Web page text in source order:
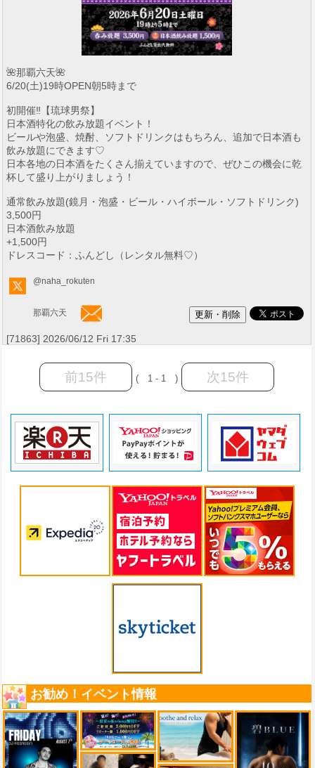
🌺那覇六天🌺
6/20(土)19時OPEN朝5時まで
初開催‼️【琉球男祭】
日本酒特化の飲み放題イベント！
ビールや泡盛、焼酎、ソフトドリンクはもちろん、追加で日本酒も
飲み放題にできます♡
日本各地の日本酒をたくさん揃えていますので、ぜひこの機会に乾
杯して盛り上がりましょう！
通常飲み放題(鏡月・泡盛・ビール・ハイボール・ソフトドリンク)
3,500円
日本酒飲み放題
+1,500円
ドレスコード：ふんどし（レンタル無料♡）
@naha_rokuten
那覇六天
[71863] 2026/06/12 Fri 17:35
前15件 ( 1 - 1 ) 次15件
お勧め！イベント情報